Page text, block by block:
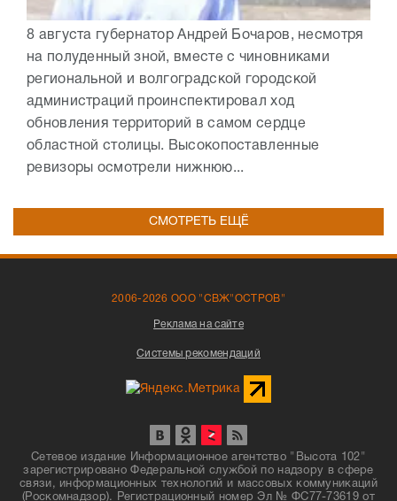
8 августа губернатор Андрей Бочаров, несмотря
на полуденный зной, вместе с чиновниками
региональной и волгоградской городской
администраций проинспектировал ход
обновления территорий в самом сердце
областной столицы. Высокопоставленные
ревизоры осмотрели нижнюю...
СМОТРЕТЬ ЕЩЁ
2006-2026 ООО "СВЖ"ОСТРОВ"
Реклама на сайте
Системы рекомендаций
Сетевое издание Информационное агентство "Высота 102"
зарегистрировано Федеральной службой по надзору в сфере
связи, информационных технологий и массовых коммуникаций
(Роскомнадзор). Регистрационный номер Эл № ФС77-73619 от